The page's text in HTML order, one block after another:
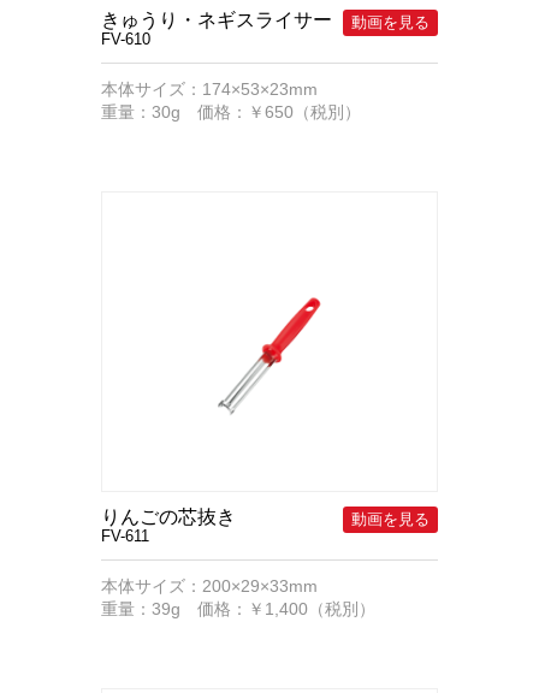
きゅうり・ネギスライサー
FV-610
本体サイズ：174×53×23mm
重量：30g 価格：￥650（税別）
りんごの芯抜き
FV-611
本体サイズ：200×29×33mm
重量：39g 価格：￥1,400（税別）